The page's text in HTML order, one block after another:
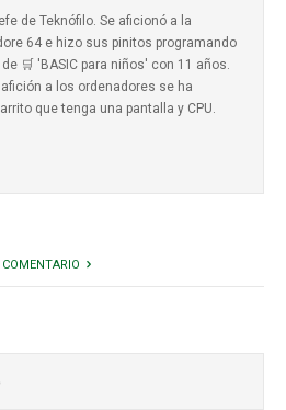
de Teknófilo. Se aficionó a la
64 e hizo sus pinitos programando
de 🛒 'BASIC para niños' con 11 años.
a los ordenadores se ha
que tenga una pantalla y CPU.